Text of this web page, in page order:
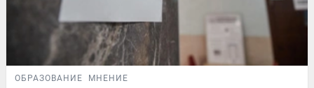
ОБРАЗОВАНИЕ МНЕНИЕ